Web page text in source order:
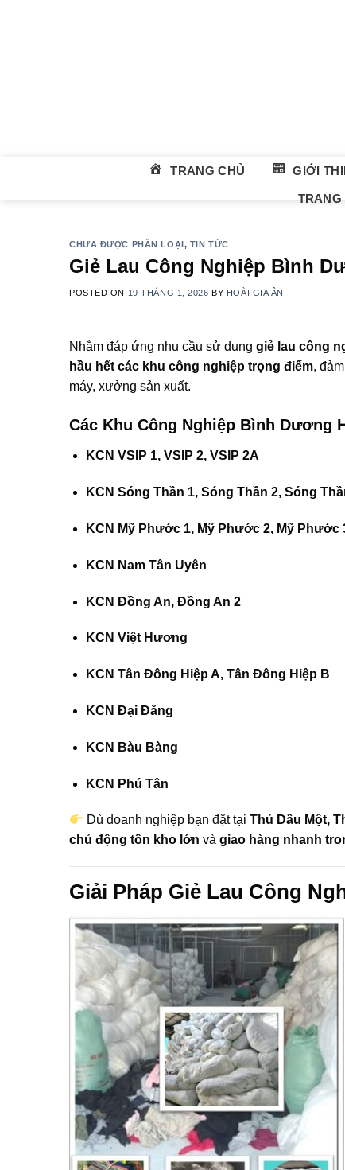
TRANG CHỦ GIỚI
CHƯA ĐƯỢC PHÂN LOẠI, TIN TỨC
Giẻ Lau Công Nghiệp Bình
POSTED ON 19 THÁNG 1, 2026 BY HOÀI GIA ÂN
Nhằm đáp ứng nhu cầu sử dụng giẻ lau công
hầu hết các khu công nghiệp trọng điểm,
máy, xưởng sản xuất.
Các Khu Công Nghiệp Bình Dương
KCN VSIP 1, VSIP 2, VSIP 2A
KCN Sóng Thần 1, Sóng Thần 2, Sóng
KCN Mỹ Phước 1, Mỹ Phước 2, Mỹ Phước
KCN Nam Tân Uyên
KCN Đồng An, Đồng An 2
KCN Việt Hương
KCN Tân Đông Hiệp A, Tân Đông Hiệp B
KCN Đại Đăng
KCN Bàu Bàng
KCN Phú Tân
Dù doanh nghiệp bạn đặt tạiThủ Dầu Một,
chủ động tồn kho lớn và giao hàng nhanh
Giải Pháp Giẻ Lau Công